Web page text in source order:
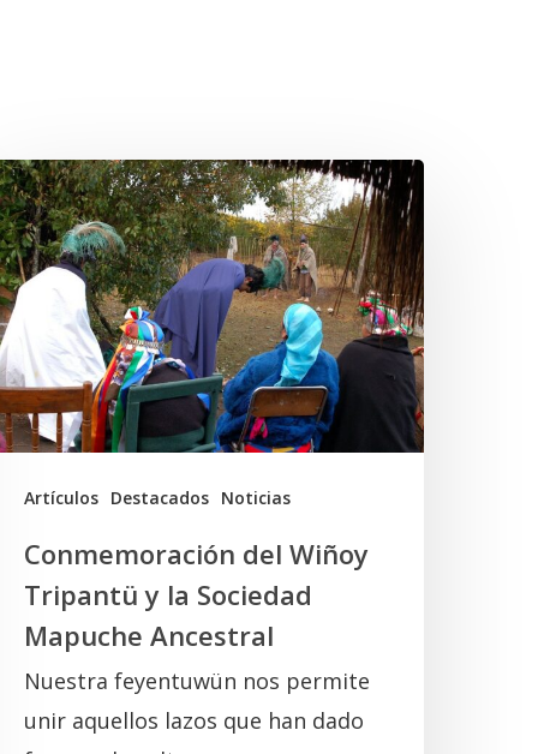
Artículos Destacados Noticias
Ancestral
Conmemoración del Wiñoy
Tripantü y la Sociedad
Mapuche Ancestral
Nuestra feyentuwün nos permite
unir aquellos lazos que han dado